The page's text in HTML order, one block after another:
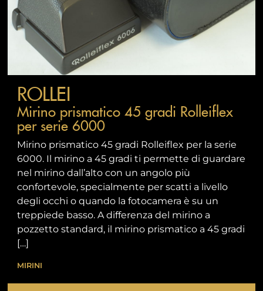
ROLLEI
Mirino prismatico 45 gradi Rolleiflex
per serie 6000
Mirino prismatico 45 gradi Rolleiflex per la serie
6000. Il mirino a 45 gradi ti permette di guardare
nel mirino dall’alto con un angolo più
confortevole, specialmente per scatti a livello
degli occhi o quando la fotocamera è su un
treppiede basso. A differenza del mirino a
pozzetto standard, il mirino prismatico a 45 gradi
[…]
MIRINI